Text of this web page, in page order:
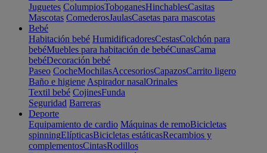
Juguetes ColumpiosToboganesHinchablesCasitas
Mascotas ComederosJaulasCasetas para mascotas
Bebé
Habitación bebé HumidificadoresCestasColchón para
bebéMuebles para habitación de bebéCunasCama
bebéDecoración bebé
Paseo CocheMochilasAccesoriosCapazosCarrito ligero
Baño e higiene Aspirador nasalOrinales
Textil bebé CojinesFunda
Seguridad Barreras
Deporte
Equipamiento de cardio Máquinas de remoBicicletas
spinningElípticasBicicletas estáticasRecambios y
complementosCintasRodillos